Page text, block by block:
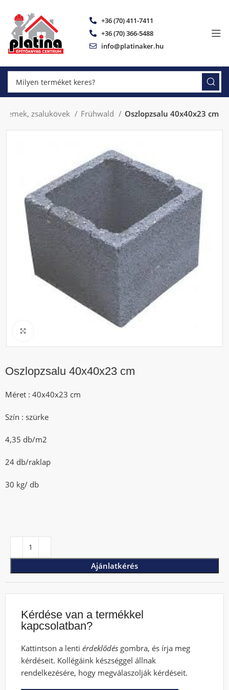
+36 (70) 411-7411
+36 (70) 366-5488
info@platinaker.hu
zsalukövek Frühwald Oszlopzsalu 40x40x23 cm
Oszlopzsalu 40x40x23 cm
Méret : 40x40x23 cm
Szín : szürke
4,35 db/m2
24 db/raklap
30 kg/ db
Ajánlatkérés
Kérdése van a termékkel
kapcsolatban?
Kattintson a lentiérdeklődés gombra, és írja meg
kérdéseit. Kollégáink készséggel állnak
rendelkezésére, hogy megválaszolják kérdéseit.